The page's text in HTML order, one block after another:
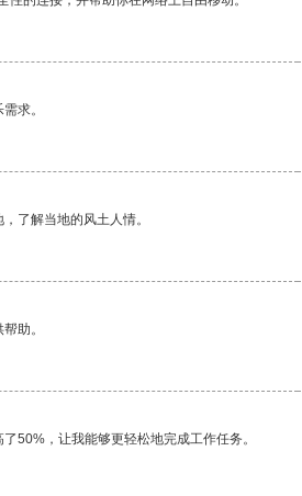
求。
了解当地的风土人情。
助。
50%，让我能够更轻松地完成工作任务。